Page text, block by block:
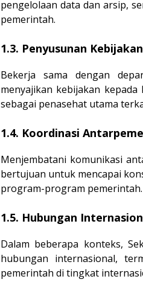
pengelolaan data dan arsip,
pemerintah.
1.3. Penyusunan
Bekerja sama dengan
menyajikan kebijakan
sebagai penasehat utama
1.4. Koordinasi
Menjembatani komunikasi
bertujuan untuk mencapai
program-program pemerintah.
1.5. Hubungan
Dalam beberapa konteks,
hubungan internasional,
pemerintah di tingkat